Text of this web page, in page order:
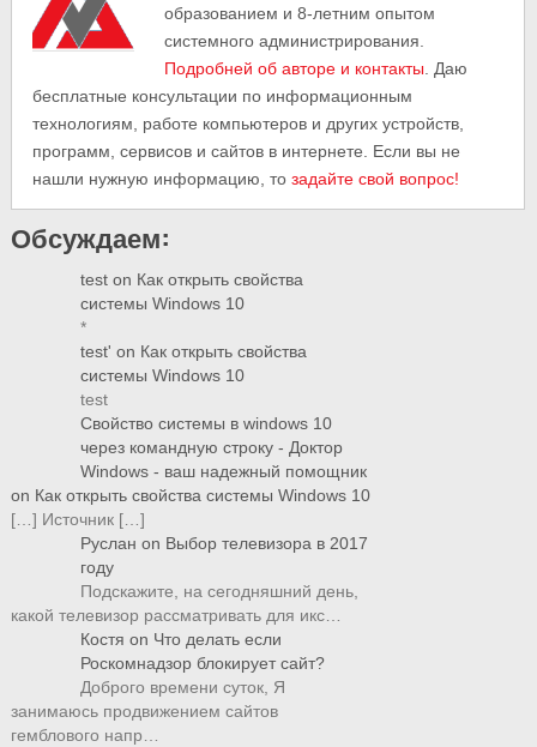
образованием и 8-летним опытом
системного администрирования.
Подробней об авторе и контакты . Даю
бесплатные консультации по информационным
технологиям, работе компьютеров и других устройств,
программ, сервисов и сайтов в интернете. Если вы не
нашли нужную информацию, тозадайте свой вопрос!
Обсуждаем:
test on Как открыть свойства
системы Windows 10
*
test' on Как открыть свойства
системы Windows 10
test
Свойство системы в windows 10
через командную строку - Доктор
Windows - ваш надежный помощник
on Как открыть свойства системы Windows 10
[…] Источник […]
Руслан on Выбор телевизора в 2017
году
Подскажите, на сегодняшний день,
какой телевизор рассматривать для икс…
Костя on Что делать если
Роскомнадзор блокирует сайт?
Доброго времени суток, Я
занимаюсь продвижением сайтов
гемблового напр…